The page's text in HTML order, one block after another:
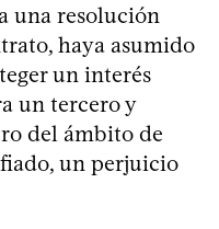
una resolución
haya asumido
un interés
un tercero y
del ámbito de
un perjuicio